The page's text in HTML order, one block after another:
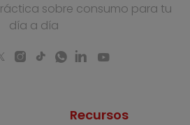
sobre consumo para tu
día a día
Recursos